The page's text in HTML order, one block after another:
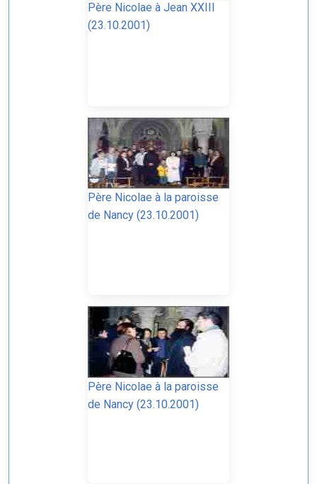
Père Nicolae à Jean XXIII
(23.10.2001)
Père Nicolae à la paroisse
de Nancy (23.10.2001)
Père Nicolae à la paroisse
de Nancy (23.10.2001)